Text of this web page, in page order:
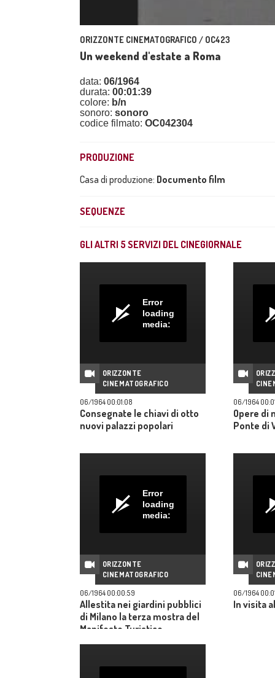
ORIZZONTE CINEMATOGRAFICO / OC423
Un weekend d'estate a Roma
data: 06/1964
durata: 00:01:39
colore: b/n
sonoro: sonoro
codice filmato: OC042304
PRODUZIONE
Casa di produzione: Documento film
SEQUENZE
GLI ALTRI 5 SERVIZI DEL CINEGIORNALE
Error
loading
media:
ORIZZONTE
CINEMATOGRAFICO
06/1964 00:01:08
Consegnate le chiavi di otto
nuovi palazzi popolari
06/1964
Opere di
Ponte di
Error
loading
media:
ORIZZONTE
CINEMATOGRAFICO
06/1964 00:00:59
Allestita nei giardini pubblici
di Milano la terza mostra del
Manifesto Turistico
06/1964
In visita